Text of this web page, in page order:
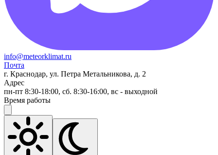
info@meteorklimat.ru
Почта
г. Краснодар, ул. Петра Метальникова, д. 2
Адрес
пн-пт 8:30-18:00, сб. 8:30-16:00, вс - выходной
Время работы